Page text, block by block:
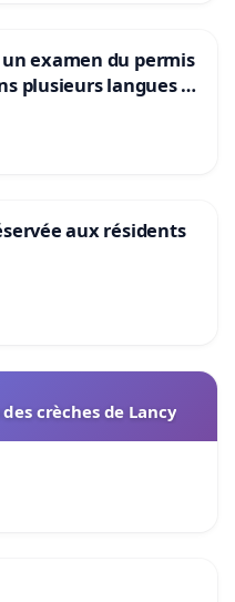
examen du permis
plusieurs langues à
aux résidents
crèches de Lancy